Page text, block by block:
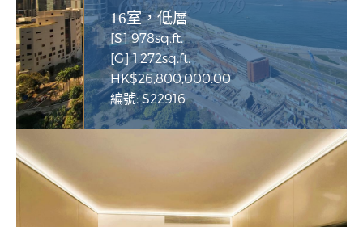
16室，低層
[S] 978sq.ft.
[G] 1,272sq.ft.
HK$26,800,000.00
編號: S22916